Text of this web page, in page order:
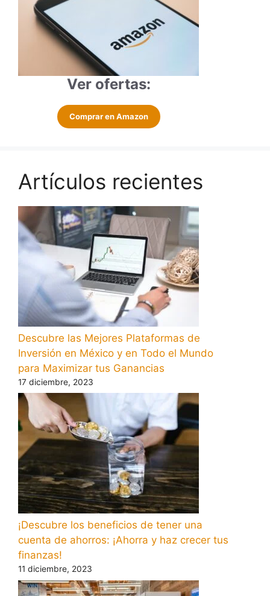
Ver ofertas:
Comprar en Amazon
Artículos recientes
Descubre las Mejores Plataformas de
Inversión en México y en Todo el Mundo
para Maximizar tus Ganancias
17 diciembre, 2023
¡Descubre los beneficios de tener una
cuenta de ahorros: ¡Ahorra y haz crecer tus
finanzas!
11 diciembre, 2023